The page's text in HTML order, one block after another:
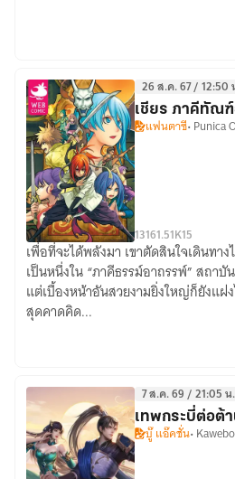
ว่า
เพื่อน
ผิด
คน
เชียร
ภาคี
ทัณฑ์
อาถรรพ์
26 ส.ค. 67 / 12:50
เชียร ภาคีทัณ
แฟนตาซี• Punica
13161.51K15
เพื่อที่จะได้พลังมา เขาตัดสินใจเดินทา
เป็นหนึ่งใน “ภาคีธรรม์อาถรรพ์” สถา
แต่เบื้องหน้าอันสวยงามยิ่งใหญ่ก็ยังแฝ
สุดคาดคิด...
7 ส.ค. 69 / 21:05 น.
เทพกระบี่ต่อต้
บู๊ แอ๊คชั่น•